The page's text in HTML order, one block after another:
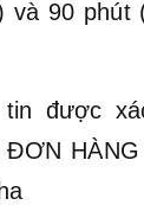
và 90 phút
được
ĐƠN